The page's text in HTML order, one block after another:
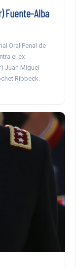
Fuente-Alba
Oral Penal de
el ex
Juan Miguel
Ribbeck.